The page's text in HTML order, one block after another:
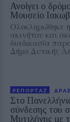
Ανοίγει ο
Μουσείο
Ολοκληρώθηκε
ακινήτου και
διαδικασία
Δήμο Δυτικής
ΡΕΠΟΡΤΑΖ
Στο
σύνδεσης του
Μυτιλήνης με